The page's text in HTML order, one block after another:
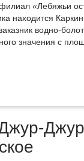
«Лебяжьи
находится
водно-
значения с